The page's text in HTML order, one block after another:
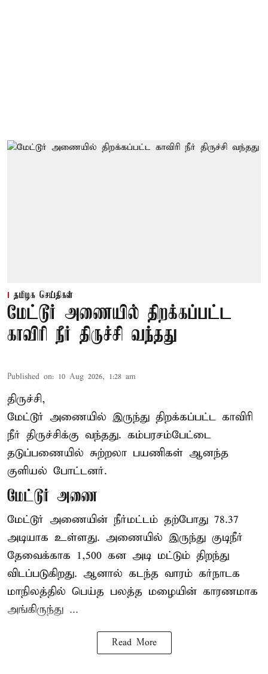
தமிழக செய்திகள்
மேட்டூர் அணையில் திறக்கப்பட்ட
காவிரி நீர் திருச்சி வந்தது
Published on: 10 Aug 2026, 1:28 am
திருச்சி,
மேட்டூர் அணையில் இருந்து திறக்கப்பட்ட காவிரி
நீர் திருச்சிக்கு வந்தது. கம்பரசம்பேட்டை
தடுப்பணையில் சுற்றலா பயணிகள் ஆனந்த
குளியல் போட்டனர்.
மேட்டூர் அணை
மேட்டூர் அணையின் நீர்மட்டம் தற்போது 78.37
அடியாக உள்ளது. அணையில் இருந்து குடிநீர்
தேவைக்காக 1,500 கன அடி மட்டும் திறந்து
விடப்படுகிறது. ஆனால் கடந்த வாரம் கர்நாடக
மாநிலத்தில் பெய்த பலத்த மழையின் காரணமாக
அங்கிருந்து ...
Read More